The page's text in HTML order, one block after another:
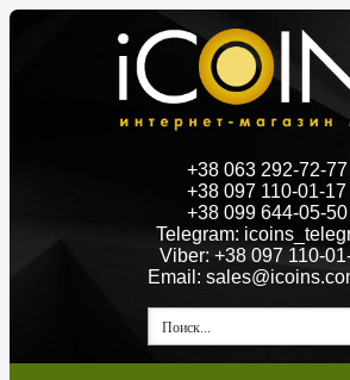
+38 063 292-72-77
+38 097 110-01-17
+38 099 644-05-50
Telegram:
Viber: +38 097 110-
Email: